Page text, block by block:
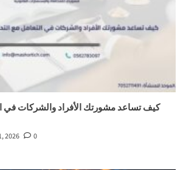
كيف تساعد مشورتك الأفراد والشركات في
2026 0